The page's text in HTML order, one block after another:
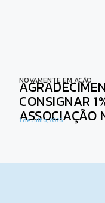
NOVAMENTE EM AÇÃO
CONSIGNAR
ASSOCIAÇÃO
1 de Julho, 2026